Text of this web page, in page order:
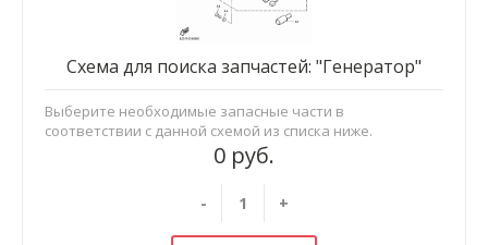
0 руб.
- +
Схема для поиска запчастей: "Генератор"
Выберите необходимые запасные части в
соответствии с данной схемой из списка ниже.